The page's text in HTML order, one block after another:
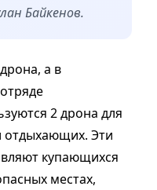
Байкенов.
а в
2 дрона для
отдыхающих. Эти
купающихся
местах,